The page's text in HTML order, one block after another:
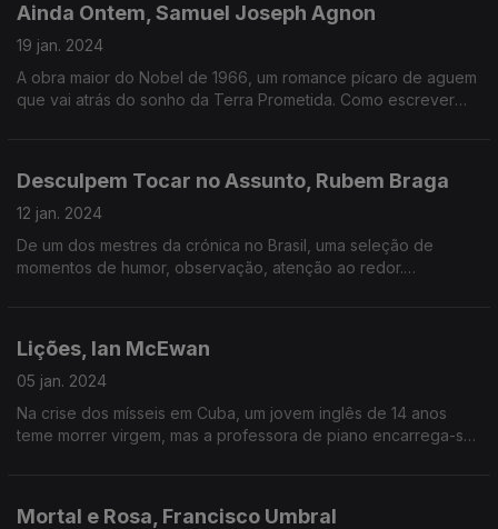
Ainda Ontem, Samuel Joseph Agnon
19 jan. 2024
A obra maior do Nobel de 1966, um romance pícaro de aguem
que vai atrás do sonho da Terra Prometida. Como escrever
Desculpem Tocar no Assunto, Rubem Braga
12 jan. 2024
De um dos mestres da crónica no Brasil, uma seleção de
momentos de humor, observação, atenção ao redor.
Lições, Ian McEwan
05 jan. 2024
Na crise dos mísseis em Cuba, um jovem inglês de 14 anos
teme morrer virgem, mas a professora de piano encarrega-se
Mortal e Rosa, Francisco Umbral